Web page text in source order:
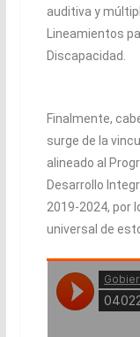
auditiva y
Lineamientos
Discapacidad.
Finalmente,
surge de la
alineado al
Desarrollo
2019-2024, por
universal de